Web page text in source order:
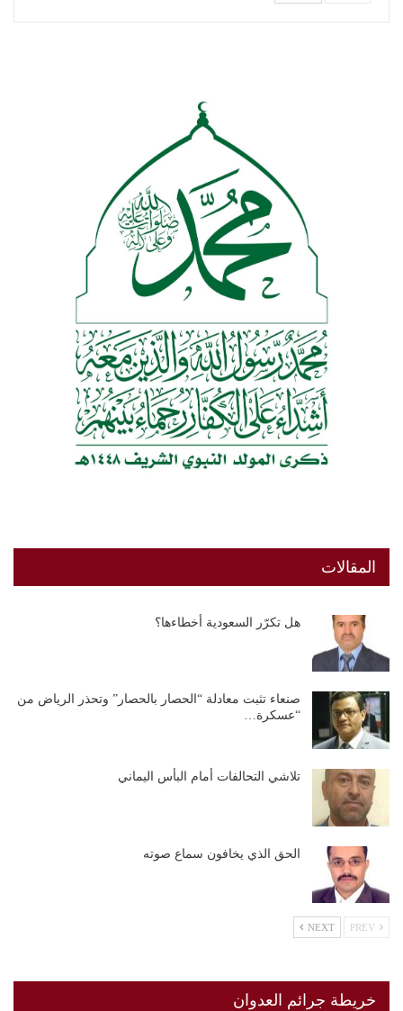
المقالات
هل تكرّر السعودية أخطاءها؟
صنعاء تثبت معادلة “الحصار بالحصار” وتحذر الرياض من
“عسكرة…
تلاشي التحالفات أمام البأس اليماني
الحق الذي يخافون سماع صوته
NEXT
خريطة جرائم العدوان